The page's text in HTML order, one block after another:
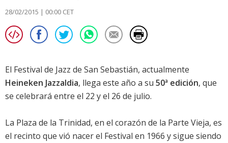
28/02/2015 | 00:00 CET
El Festival de Jazz de San Sebastián, actualmente
Heineken Jazzaldia, llega este año a su 50ª edición, que
se celebrará entre el 22 y el 26 de julio.
La Plaza de la Trinidad, en el corazón de la Parte Vieja, es
el recinto que vió nacer el Festival en 1966 y sigue siendo